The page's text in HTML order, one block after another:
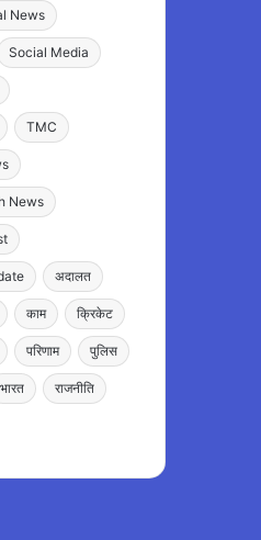
News
Social Media
TMC
News
अदालत
काम क्रिकेट
परिणाम पुलिस
भारत राजनीति